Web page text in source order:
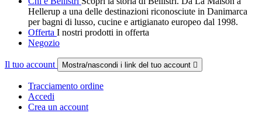
Hellerup a una delle destinazioni riconosciute in Danimarca
per bagni di lusso, cucine e artigianato europeo dal 1998.
Offerta I nostri prodotti in offerta
Negozio
Il tuo account Mostra/nascondi i link del tuo account 
Tracciamento ordine
Accedi
Crea un account